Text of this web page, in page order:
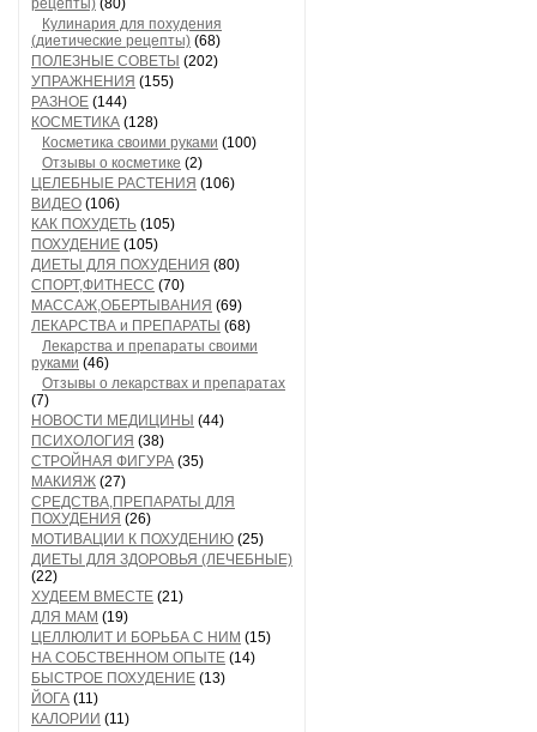
рецепты) (80)
Кулинария для похудения
(диетические рецепты) (68)
ПОЛЕЗНЫЕ СОВЕТЫ (202)
УПРАЖНЕНИЯ (155)
РАЗНОЕ (144)
КОСМЕТИКА (128)
Косметика своими руками (100)
Отзывы о косметике (2)
ЦЕЛЕБНЫЕ РАСТЕНИЯ (106)
ВИДЕО (106)
КАК ПОХУДЕТЬ (105)
ПОХУДЕНИЕ (105)
ДИЕТЫ ДЛЯ ПОХУДЕНИЯ (80)
СПОРТ,ФИТНЕСС (70)
МАССАЖ,ОБЕРТЫВАНИЯ (69)
ЛЕКАРСТВА и ПРЕПАРАТЫ (68)
Лекарства и препараты своими
руками (46)
Отзывы о лекарствах и препаратах
(7)
НОВОСТИ МЕДИЦИНЫ (44)
ПСИХОЛОГИЯ (38)
СТРОЙНАЯ ФИГУРА (35)
МАКИЯЖ (27)
СРЕДСТВА,ПРЕПАРАТЫ ДЛЯ
ПОХУДЕНИЯ (26)
МОТИВАЦИИ К ПОХУДЕНИЮ (25)
ДИЕТЫ ДЛЯ ЗДОРОВЬЯ (ЛЕЧЕБНЫЕ)
(22)
ХУДЕЕМ ВМЕСТЕ (21)
ДЛЯ МАМ (19)
ЦЕЛЛЮЛИТ И БОРЬБА С НИМ (15)
НА СОБСТВЕННОМ ОПЫТЕ (14)
БЫСТРОЕ ПОХУДЕНИЕ (13)
ЙОГА (11)
КАЛОРИИ (11)